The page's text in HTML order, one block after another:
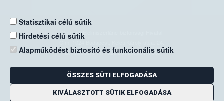
Statisztikai célú sütik
Hirdetési célú sütik
Alapműködést biztosító és funkcionális sütik
ÖSSZES SÜTI ELFOGADÁSA
KIVÁLASZTOTT SÜTIK ELFOGADÁSA
Nemzeti Élelmiszerlánc-biztonsági Hivatal
Levelezési cím: 1525 Budapest. Pf. 30.
E-mail:ugyfelszolgalat@nebih.gov.hu
Zöld szám: 06-80/263-244